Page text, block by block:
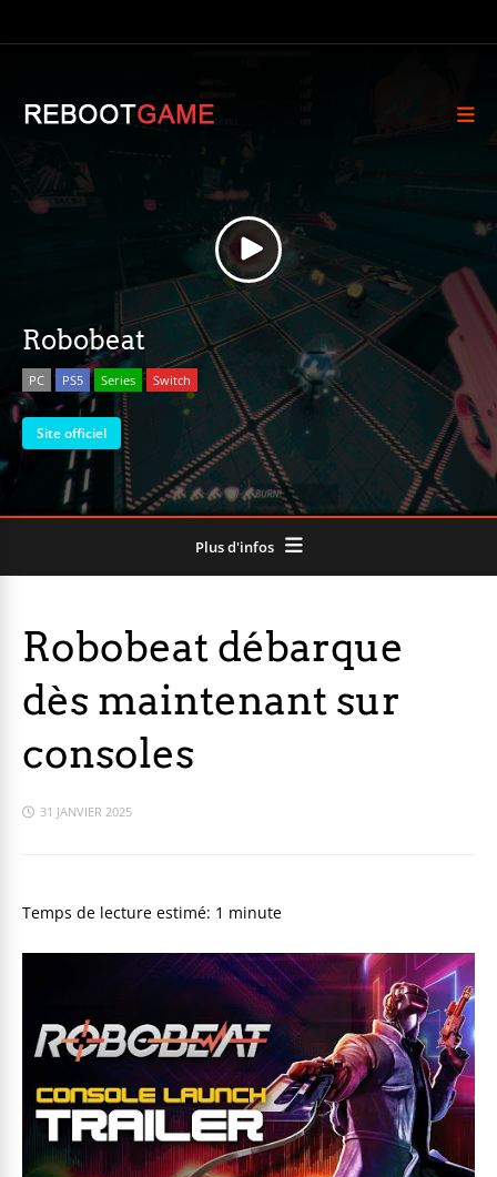
Robobeat
PC PS5 Series Switch
Site officiel
Plus d'infos
Robobeat débarque
dès maintenant sur
consoles
31 JANVIER 2025
Temps de lecture estimé: 1 minute